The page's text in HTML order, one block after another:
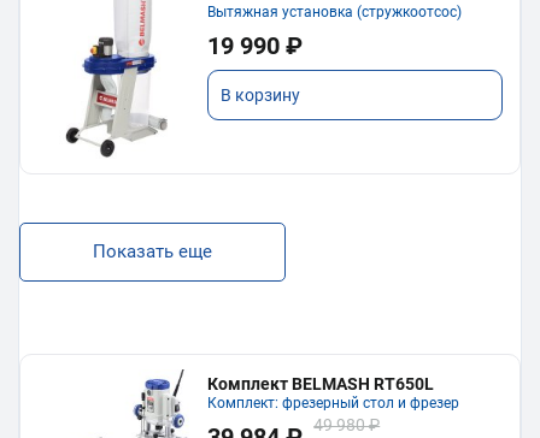
Вытяжная установка (стружкоотсос)
19 990 ₽
В корзину
Показать еще
Комплект BELMASH RT650L
Комплект: фрезерный стол и фрезер
49 980 ₽